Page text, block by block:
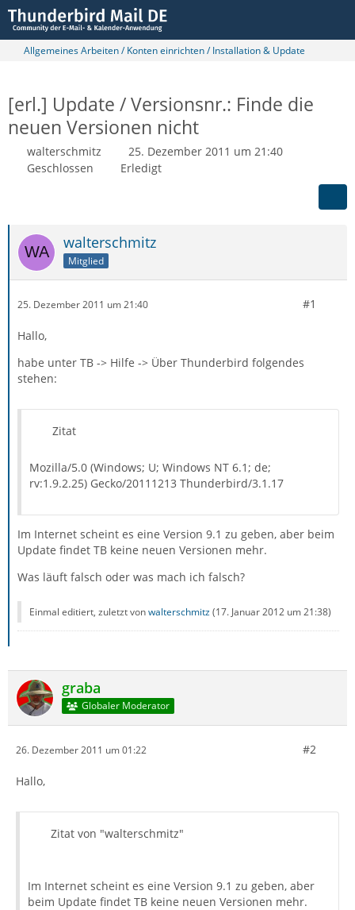
Allgemeines Arbeiten / Konten einrichten / Installation & Update
[erl.] Update / Versionsnr.: Finde die
neuen Versionen nicht
walterschmitz
25. Dezember 2011 um 21:40
Geschlossen
Erledigt
walterschmitz
Mitglied
25. Dezember 2011 um 21:40 #1
Hallo,
habe unter TB -> Hilfe -> Über Thunderbird folgendes
stehen:
Zitat
Mozilla/5.0 (Windows; U; Windows NT 6.1; de;
rv:1.9.2.25) Gecko/20111213 Thunderbird/3.1.17
Im Internet scheint es eine Version 9.1 zu geben, aber beim
Update findet TB keine neuen Versionen mehr.
Was läuft falsch oder was mach ich falsch?
Einmal editiert, zuletzt vonwalterschmitz(17. Januar 2012 um 21:38)
graba
Globaler Moderator
26. Dezember 2011 um 01:22 #2
Hallo,
Zitat von "walterschmitz"
Im Internet scheint es eine Version 9.1 zu geben, aber
beim Update findet TB keine neuen Versionen mehr.